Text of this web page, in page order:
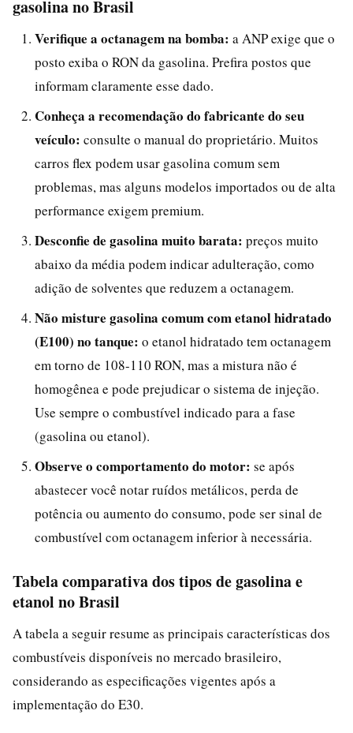
gasolina no Brasil
Verifique a octanagem na bomba: a ANP exige que o
posto exiba o RON da gasolina. Prefira postos que
informam claramente esse dado.
Conheça a recomendação do fabricante do seu
veículo: consulte o manual do proprietário. Muitos
carros flex podem usar gasolina comum sem
problemas, mas alguns modelos importados ou de alta
performance exigem premium.
Desconfie de gasolina muito barata: preços muito
abaixo da média podem indicar adulteração, como
adição de solventes que reduzem a octanagem.
Não misture gasolina comum com etanol hidratado
(E100) no tanque: o etanol hidratado tem octanagem
em torno de 108-110 RON, mas a mistura não é
homogênea e pode prejudicar o sistema de injeção.
Use sempre o combustível indicado para a fase
(gasolina ou etanol).
Observe o comportamento do motor: se após
abastecer você notar ruídos metálicos, perda de
potência ou aumento do consumo, pode ser sinal de
combustível com octanagem inferior à necessária.
Tabela comparativa dos tipos de gasolina e
etanol no Brasil
A tabela a seguir resume as principais características dos
combustíveis disponíveis no mercado brasileiro,
considerando as especificações vigentes após a
implementação do E30.